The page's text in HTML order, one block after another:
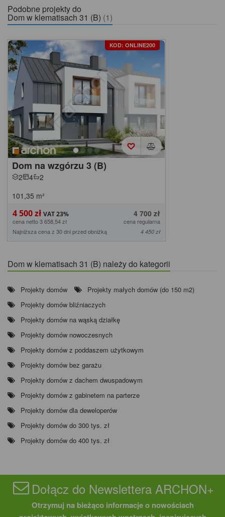
Podobne projekty do
Dom w klematisach 31 (B) (1)
KOD: ONLINE200
Dom na wzgórzu 3 (B)
2 4
2
101,35 m²
4 500 zł 4 700 zł
cena netto 3 658,54 zł
cena regularna
Najniższa cena z 30 dni przed obniżką
4 450 zł
Dom w klematisach 31 (B) należy do kategorii
Projekty domów
Projekty małych domów (do 150 m2)
Projekty domów bliźniaczych
Projekty domów na wąską działkę
Projekty domów nowoczesnych
Projekty domów z poddaszem użytkowym
Projekty domów bez garażu
Projekty domów z dachem dwuspadowym
Projekty domów z gabinetem na parterze
Projekty domów dla deweloperów
Projekty domów do 300 tys. zł
Projekty domów do 400 tys. zł
Dołącz do Newslettera ARCHON+
Otrzymuj na bieżąco informacje o nowościach